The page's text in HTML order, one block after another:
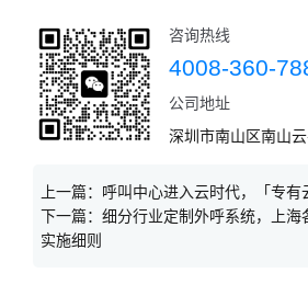
咨询热线
4008-360-
公司地址
深圳市南山区南山
上一篇： 呼叫中心进入云时代，「专有
下一篇： 细分行业定制外呼系统，上海
实施细则